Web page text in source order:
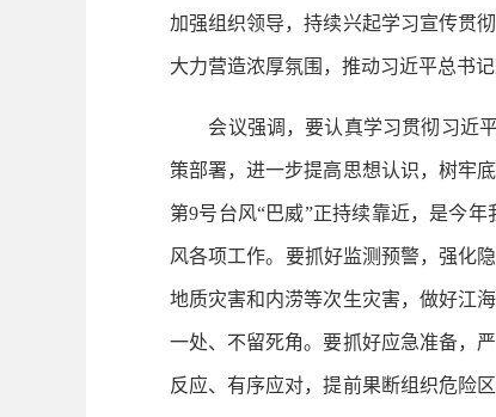
加强组织领导，持续兴起学习宣传贯
大力营造浓厚氛围，推动习近平总书
会议强调，要认真学习贯彻习近平
策部署，进一步提高思想认识，树牢
第9号台风“巴威”正持续靠近，是今
风各项工作。要抓好监测预警，强化
地质灾害和内涝等次生灾害，做好江
一处、不留死角。要抓好应急准备，
反应、有序应对，提前果断组织危险